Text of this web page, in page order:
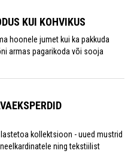
KUI KOHVIKUS
hoonele jumet kui ka pakkuda
armas pagarikoda või sooja
kollektsioon - uued mustrid
ning tekstiilist